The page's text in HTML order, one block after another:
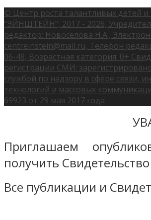
© Центр роста талантливых детей и
"ЭЙНШТЕЙН", 2017 - 2026,
редактор: Новоселова Н.А.,
centreinstein@mail.ru, Телефон
06-48, Возрастная категория: 0+
регистрации СМИ:
службой по надзору в сфере связи,
технологий и массовых
69923 от 29 мая 2017 года
Приглашаем
получить
Все публикации и